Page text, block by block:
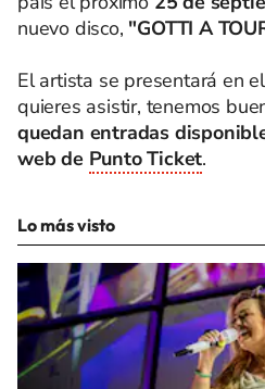
nuevo disco, "GOTTI A
El artista se presentará en el
quieres asistir, tenemos
quedan entradas
web de Punto Ticket.
Lo más visto